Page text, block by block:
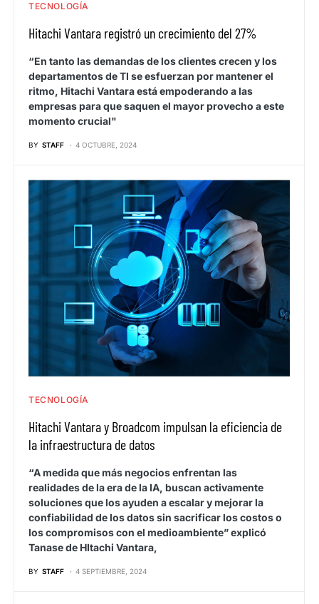
TECNOLOGÍA
Hitachi Vantara registró un crecimiento del 27%
“En tanto las demandas de los clientes crecen y los
departamentos de TI se esfuerzan por mantener el
ritmo, Hitachi Vantara está empoderando a las
empresas para que saquen el mayor provecho a este
momento crucial"
BY STAFF 4 OCTUBRE, 2024
TECNOLOGÍA
Hitachi Vantara y Broadcom impulsan la eficiencia de
la infraestructura de datos
“A medida que más negocios enfrentan las
realidades de la era de la IA, buscan activamente
soluciones que los ayuden a escalar y mejorar la
confiabilidad de los datos sin sacrificar los costos o
los compromisos con el medioambiente” explicó
Tanase de HItachi Vantara,
BY STAFF 4 SEPTIEMBRE, 2024